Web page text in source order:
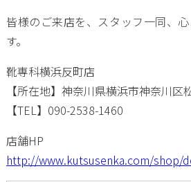
皆様のご来店を、スタッフ一同、
す。
靴専科横浜反町店
【所在地】神奈川県横浜市神奈川区
【TEL】090-2538-1460
店舗HP
http://www.kutsusenka.com/shop/